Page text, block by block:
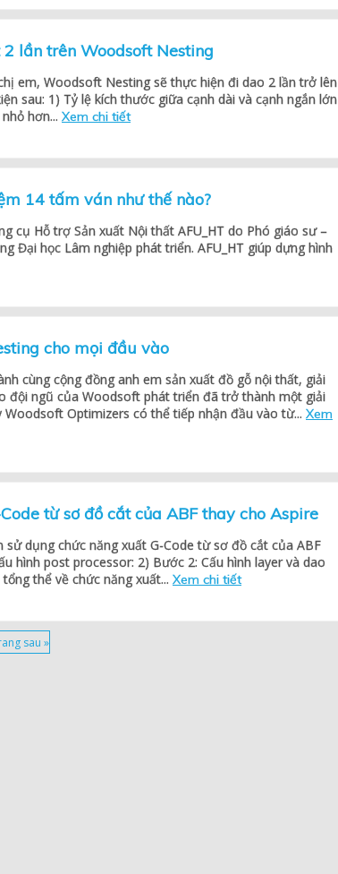
lần trên Woodsoft Nesting
em, Woodsoft Nesting sẽ thực hiện đi dao 2 lần trở lên
sau: 1) Tỷ lệ kích thước giữa cạnh dài và cạnh ngắn lớn
hơn... Xem chi tiết
14 tấm ván như thế nào?
cụ Hỗ trợ Sản xuất Nội thất AFU_HT do Phó giáo sư –
Đại học Lâm nghiệp phát triển. AFU_HT giúp dựng hình
cho mọi đầu vào
cùng cộng đồng anh em sản xuất đồ gỗ nội thất, giải
đội ngũ của Woodsoft phát triển đã trở thành một giải
Optimizers có thể tiếp nhận đầu vào từ... Xem
từ sơ đồ cắt của ABF thay cho Aspire
sử dụng chức năng xuất G-Code từ sơ đồ cắt của ABF
hình post processor: 2) Bước 2: Cấu hình layer và dao
thể về chức năng xuất... Xem chi tiết
sau »